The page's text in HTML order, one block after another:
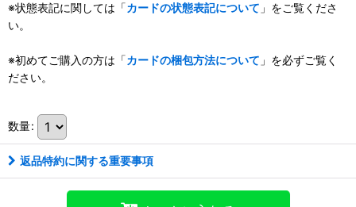
※状態表記に関しては「カードの状態表記について 」をご覧くださ
い。
※初めてご購入の方は「カードの梱包方法について 」を必ずご覧く
ださい。
数量:
返品特約に関する重要事項